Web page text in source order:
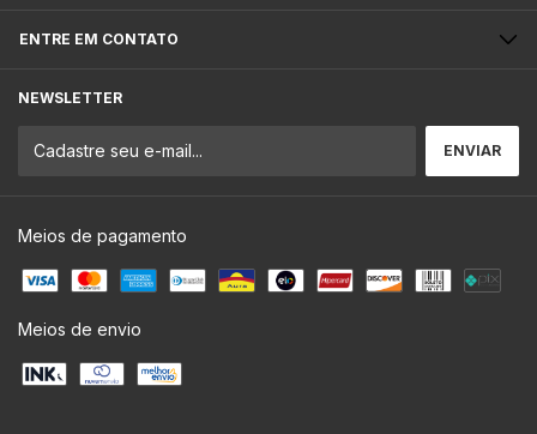
ENTRE EM CONTATO
NEWSLETTER
Meios de pagamento
Meios de envio